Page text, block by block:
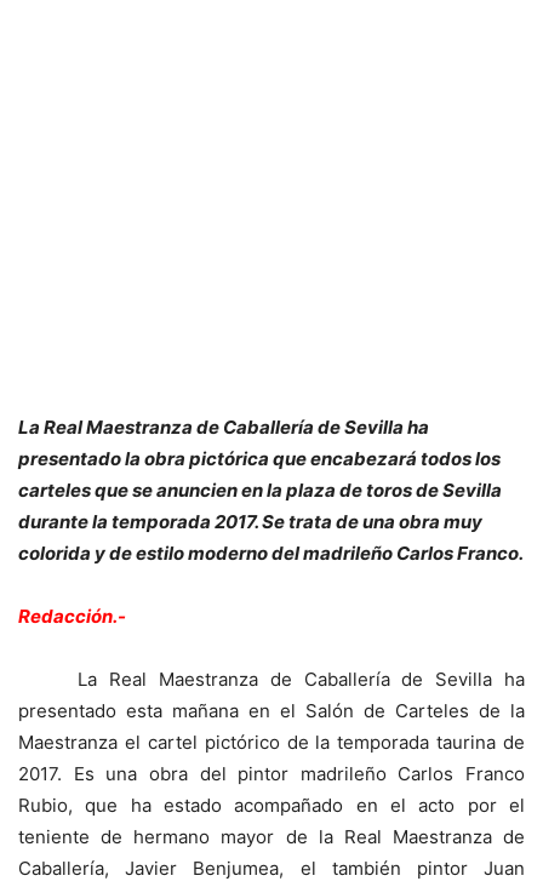
La Real Maestranza de Caballería de Sevilla ha
presentado la obra pictórica que encabezará todos los
carteles que se anuncien en la plaza de toros de Sevilla
durante la temporada 2017. Se trata de una obra muy
colorida y de estilo moderno del madrileño Carlos Franco.
Redacción.-
La Real Maestranza de Caballería de Sevilla ha
presentado esta mañana en el Salón de Carteles de la
Maestranza el cartel pictórico de la temporada taurina de
2017. Es una obra del pintor madrileño Carlos Franco
Rubio, que ha estado acompañado en el acto por el
teniente de hermano mayor de la Real Maestranza de
Caballería, Javier Benjumea, el también pintor Juan